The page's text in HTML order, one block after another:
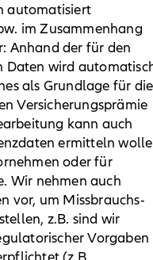
automatisiert
im Zusammenhang
Anhand der für den
Daten wird
als Grundlage für die
Versicherungsprämie
kann auch
ermitteln
oder für
Wir nehmen auch
vor, um Missbrauchs-
z.B. sind wir
Vorgaben